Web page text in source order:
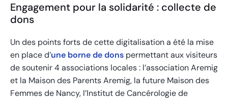
Engagement pour la solidarité : collecte de
dons
Un des points forts de cette digitalisation a été la mise
en place d’une borne de dons permettant aux visiteurs
de soutenir 4 associations locales : l’association Aremig
et la Maison des Parents Aremig, la future Maison des
Femmes de Nancy, l’Institut de Cancérologie de